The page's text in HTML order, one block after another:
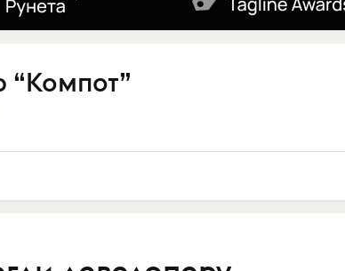
“Компот”